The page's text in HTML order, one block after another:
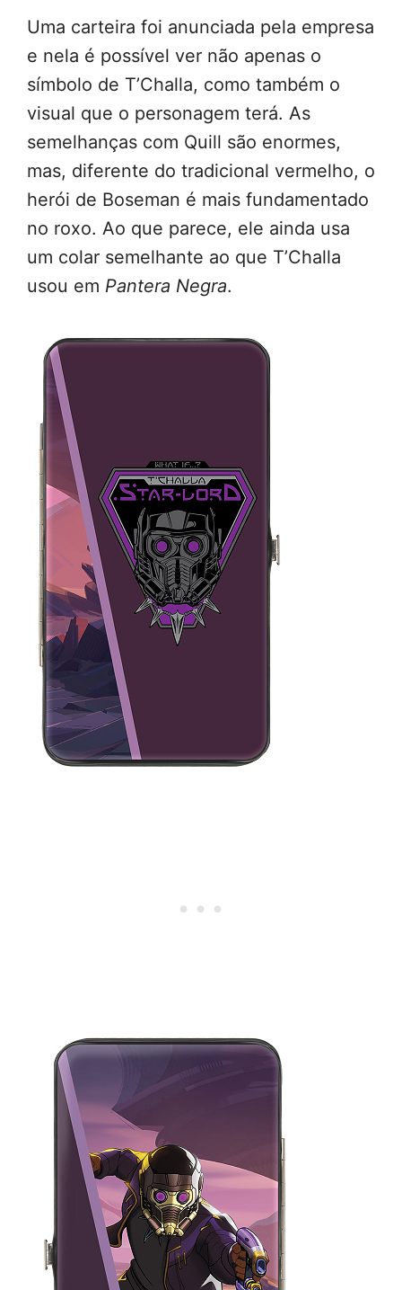
Uma carteira foi anunciada pela empresa
e nela é possível ver não apenas o
símbolo de T’Challa, como também o
visual que o personagem terá. As
semelhanças com Quill são enormes,
mas, diferente do tradicional vermelho, o
herói de Boseman é mais fundamentado
no roxo. Ao que parece, ele ainda usa
um colar semelhante ao que T’Challa
usou em Pantera Negra.